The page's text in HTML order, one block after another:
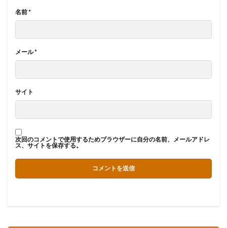
名前*
メール*
サイト
次回のコメントで使用するためブラウザーに自分の名前、メールアドレ
ス、サイトを保存する。